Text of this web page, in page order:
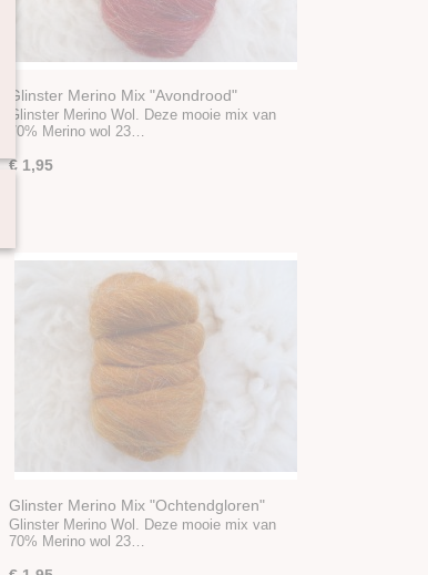
Glinster Merino Mix "Avondrood"
Glinster Merino Wol. Deze mooie mix van
70% Merino wol 23…
€ 1,95
Glinster Merino Mix "Ochtendgloren"
Glinster Merino Wol. Deze mooie mix van
70% Merino wol 23…